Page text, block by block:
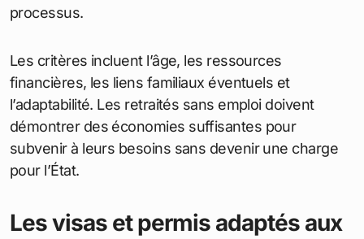
processus.
Les critères incluent l’âge, les ressources
financières, les liens familiaux éventuels et
l’adaptabilité. Les retraités sans emploi doivent
démontrer des économies suffisantes pour
subvenir à leurs besoins sans devenir une charge
pour l’État.
Les visas et permis adaptés aux